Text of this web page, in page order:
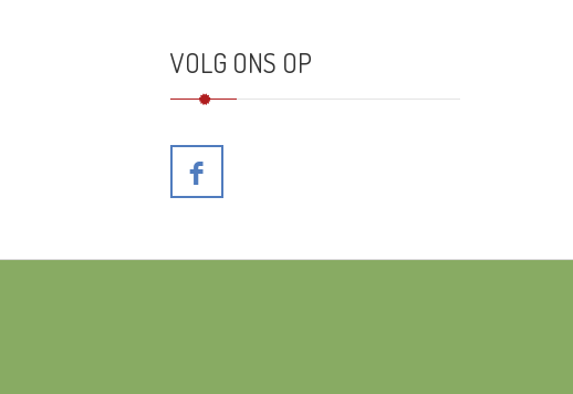
VOLG ONS OP